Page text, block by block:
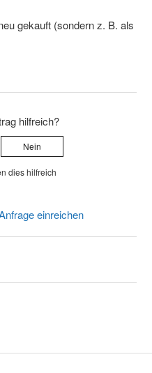
gekauft (sondern z. B. als
hilfreich?
Nein
dies hilfreich
einreichen